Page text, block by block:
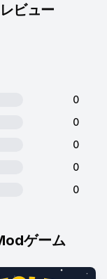
ゲーム
ビュー
0
0
0
0
0